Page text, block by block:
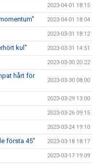
2023-04-01 18:15
2023-04-01 18:04
2023-03-31 18:12
kul" 2023-03-31 14:51
2023-03-30 20:22
hårt för
2023-03-30 08:00
2023-03-29 13:00
2023-03-26 09:15
2023-03-24 19:10
första 45" 2023-03-18 18:17
2023-03-17 19:09